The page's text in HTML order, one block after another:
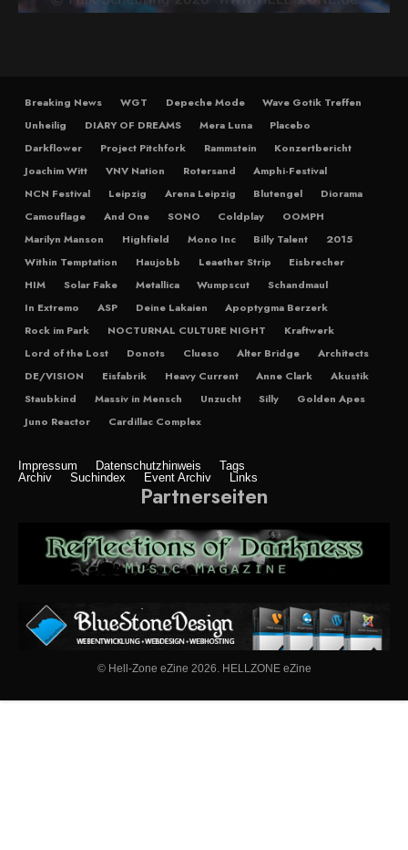
Breaking News WGT Depeche Mode
Wave Gotik Treffen
Unheilig
DIARY OF DREAMS Mera Luna
Placebo
Darkflower
Project Pitchfork Rammstein
Konzertbericht
Joachim Witt
VNV Nation Rotersand
Amphi-Festival
NCN Festival
Leipzig Arena Leipzig Blutengel
Diorama
Camouflage
And One SONO Coldplay
OOMPH
Marilyn Manson
Highfield Mono Inc Billy Talent
2015
Within Temptation
Haujobb Leaether Strip
Eisbrecher
HIM
Solar Fake Metallica Wumpscut
Schandmaul
In Extremo
ASP Deine Lakaien
Apoptygma Berzerk
Rock im Park
NOCTURNAL CULTURE NIGHT
Kraftwerk
Lord of the Lost
Donots Clueso Alter Bridge
Architects
DE/VISION
Eisfabrik Heavy Current Anne Clark
Akustik
Staubkind
Massiv in Mensch Unzucht Silly
Golden Apes
Juno Reactor
Cardillac Complex
Impressum Datenschutzhinweis
Tags
Archiv
Suchindex Event Archiv Links
Partnerseiten
© Hell-Zone eZine 2026. HELLZONE eZine